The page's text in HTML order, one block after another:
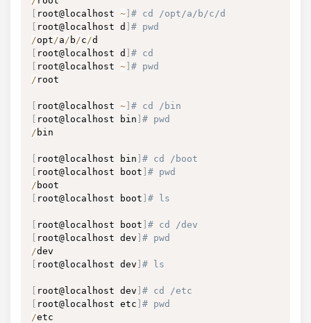
root@localhost ~ # cd /opt/a/b/c/d
root@localhost d
# pwd
/opt/a/ b/c/
root@localhost d
# cd
root@localhost ~ # pwd
/ root
root@localhost ~ # cd /bin
root@localhost bin # pwd
/ bin
root@localhost bin # cd /boot
root@localhost boot # pwd
/
root@localhost boot # ls
root@localhost boot # cd /dev
root@localhost dev # pwd
/
root@localhost dev # ls
root@localhost dev # cd /etc
root@localhost etc # pwd
/